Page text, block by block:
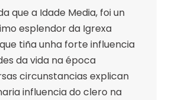
que a Idade Media, foi un
esplendor da Igrexa
tiña unha forte influencia
da vida na época
circunstancias explican
influencia do clero na